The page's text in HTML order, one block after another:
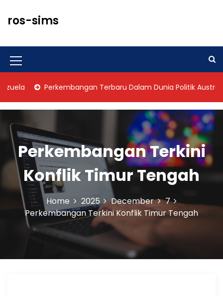
t
c
t
ros-sims
M
e
n
I
c
o
n
Perkembangan Terbaru Dalam Dunia Politik Australia
Perkembangan Terkini
Konflik Timur Tengah
Home 2025 December
7
Perkembangan Terkini Konflik Timur Tengah